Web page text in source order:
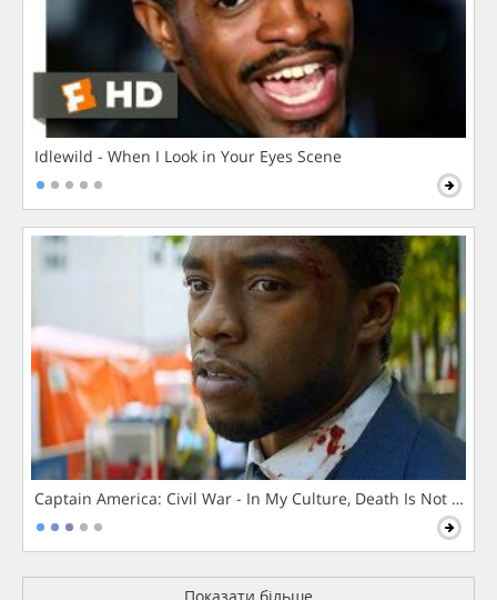
Idlewild - When I Look in Your Eyes Scene
Captain America: Civil War - In My Culture, Death Is Not The
Показати більше